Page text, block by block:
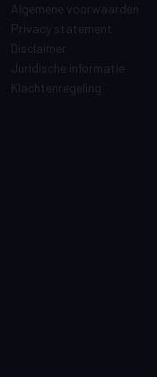
Algemene voorwaarden
Privacy statement
Disclaimer
Juridische informatie
Klachtenregeling